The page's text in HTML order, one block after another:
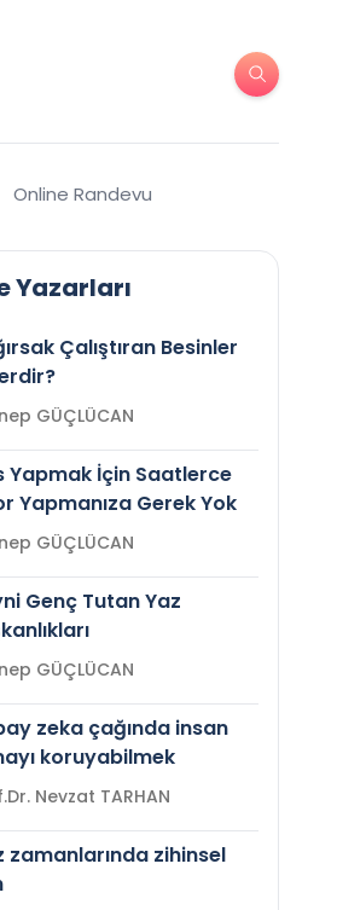
Online Randevu
Yazarları
Çalıştıran Besinler
Zeynep GÜÇLÜCAN
Yapmak İçin Saatlerce
Yapmanıza Gerek Yok
Zeynep GÜÇLÜCAN
Genç Tutan Yaz
Zeynep GÜÇLÜCAN
zeka çağında insan
koruyabilmek
Prof.Dr. Nevzat TARHAN
zamanlarında zihinsel